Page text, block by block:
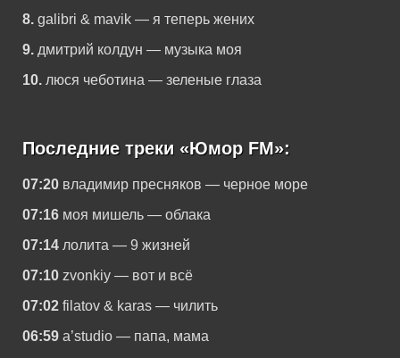
8. galibri & mavik — я теперь жених
9. дмитрий колдун — музыка моя
10. люся чеботина — зеленые глаза
Последние треки «Юмор FM»:
07:20 владимир пресняков — черное море
07:16 моя мишель — облака
07:14 лолита — 9 жизней
07:10 zvonkiy — вот и всё
07:02 filatov & karas — чилить
06:59 a’studio — папа, мама